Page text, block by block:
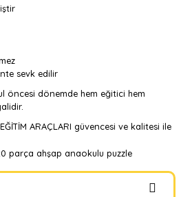
sevk edilir
öncesi dönemde hem eğitici hem
ARAÇLARI güvencesi ve kalitesi ile